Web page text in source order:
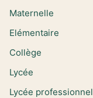
Maternelle
Elémentaire
Collège
Lycée
Lycée professionnel